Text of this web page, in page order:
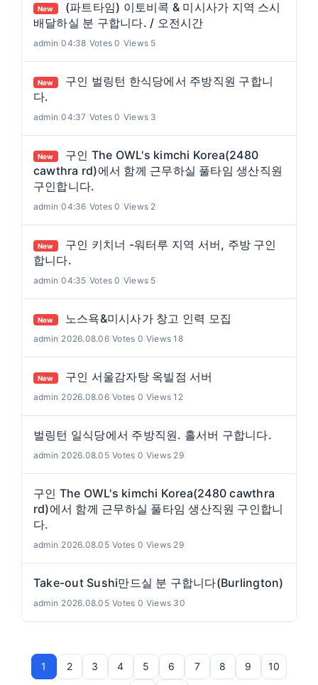
New
(파트타임) 이토비콕 & 미시사가 지역 스시
배달하실 분 구합니다. / 오전시간
admin |04:38 Votes 0 Views 5
New
구인 벌링턴 한식당에서 주방직원 구합니
다.
admin |04:37 Votes 0 Views 3
New
구인 The OWL's kimchi Korea(2480
cawthra rd)에서 함께 근무하실 풀타임 생산직원
구인합니다.
admin |04:36 Votes 0 Views 2
New
구인 키치너 -워터루 지역 서버, 주방 구인
합니다.
admin |04:35 Votes 0 Views 5
New 노스욕&미시사가 창고 인력 모집
admin 2026.08.06|Votes 0 |Views 18
New 구인 서울감자탕 옥빌점 서버
admin 2026.08.06|Votes 0 |Views 12
벌링턴 일식당에서 주방직원. 홀서버 구합니다.
admin 2026.08.05|Votes 0 |Views 29
구인 The OWL's kimchi Korea(2480 cawthra
rd)에서 함께 근무하실 풀타임 생산직원 구인합니
다.
admin 2026.08.05|Votes 0 |Views 29
Take-out Sushi만드실 분 구합니다(Burlington)
admin 2026.08.05|Votes 0 |Views 30
1 2 3 4 5 6 7 8 9 10